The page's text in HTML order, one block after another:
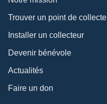
Trouver un point de collecte
Installer un collecteur
Devenir bénévole
Actualités
Faire un don